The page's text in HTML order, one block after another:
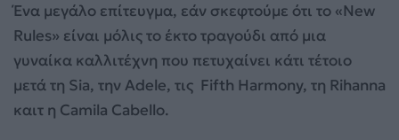
Ένα μεγάλο επίτευγμα, εάν σκεφτούμε ότι το «New
Rules» είναι μόλις το έκτο τραγούδι από μια
γυναίκα καλλιτέχνη που πετυχαίνει κάτι τέτοιο
μετά τη Sia, την Adele, τις Fifth Harmony, τη Rihanna
καιτ η Camila Cabello.